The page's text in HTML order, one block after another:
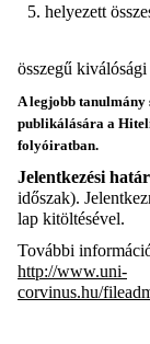
helyezett
összegű
A legjobb tanulmány
publikálására a
folyóiratban.
Jelentkezési
időszak).
lap kitöltésével.
További
http://www.uni-
corvinus.hu/